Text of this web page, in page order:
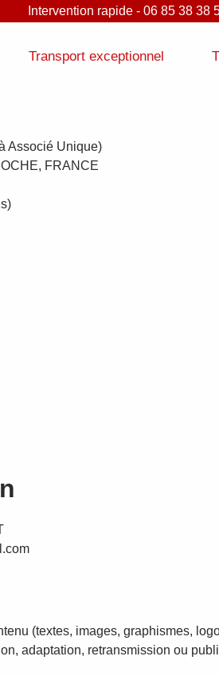
Intervention rapide - 06 85 38 38
Transport exceptionnel
Associé Unique)
FRANCE
(textes, images, graphismes,
adaptation, retransmission ou